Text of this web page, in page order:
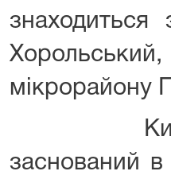
мікрорайону
заснований